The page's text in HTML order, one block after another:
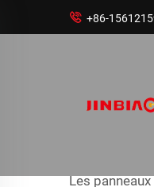
 +86-
Les